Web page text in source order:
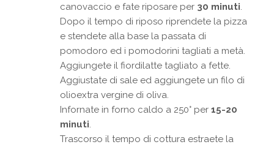
canovaccio e fate riposare per 30 minuti.
Dopo il tempo di riposo riprendete la pizza
e stendete alla base la passata di
pomodoro ed i pomodorini tagliati a metà.
Aggiungete il fiordilatte tagliato a fette.
Aggiustate di sale ed aggiungete un filo di
olioextra vergine di oliva.
Infornate in forno caldo a 250° per15-20
minuti.
Trascorso il tempo di cottura estraete la